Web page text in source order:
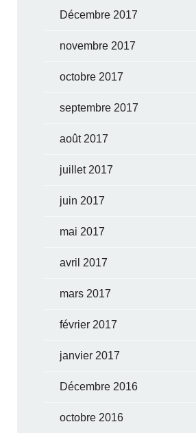
Décembre 2017
novembre 2017
octobre 2017
septembre 2017
août 2017
juillet 2017
juin 2017
mai 2017
avril 2017
mars 2017
février 2017
janvier 2017
Décembre 2016
octobre 2016